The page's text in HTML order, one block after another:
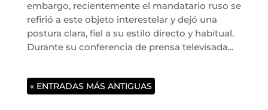
embargo, recientemente el mandatario ruso se
refirió a este objeto interestelar y dejó una
postura clara, fiel a su estilo directo y habitual.
Durante su conferencia de prensa televisada...
« ENTRADAS MÁS ANTIGUAS